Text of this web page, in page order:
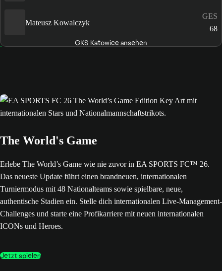
Mateusz Kowalczyk
GES
68
GKS Katowice ansehen
The World's Game
Erlebe The World’s Game wie nie zuvor in EA SPORTS FC™ 26.
Das neueste Update führt einen brandneuen, internationalen
Turniermodus mit 48 Nationalteams sowie spielbare, neue,
authentische Stadien ein. Stelle dich internationalen Live-Management-
Challenges und starte eine Profikarriere mit neuen internationalen
ICONs und Heroes.
Jetzt spielen